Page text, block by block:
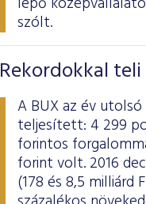
szólt.
Rekordokkal
A BUX az év
teljesített: 4 299
forintos
forint volt. 2016
(178 és 8,5 milliárd